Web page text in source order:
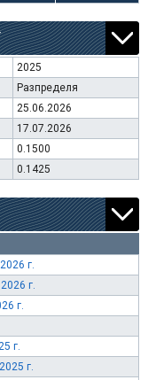
2025
Разпределя
25.06.2026
17.07.2026
0.1500
0.1425
г.
г.
г.
г.
г.